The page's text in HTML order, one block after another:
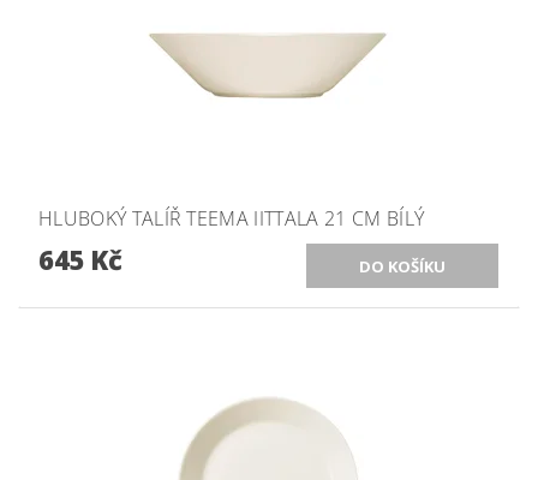
HLUBOKÝ TALÍŘ TEEMA IITTALA 21 CM BÍLÝ
645 Kč